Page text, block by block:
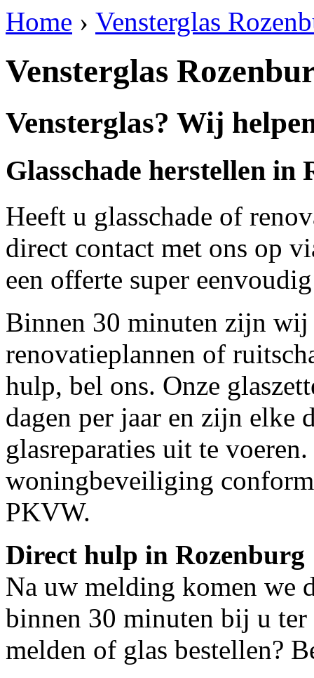
Home › Vensterglas
Vensterglas
Vensterglas? Wij
Glasschade herstellen in
Heeft u glasschade of
direct contact met ons op
een offerte super
Binnen 30 minuten zijn wij
renovatieplannen of
hulp, bel ons. Onze
dagen per jaar en zijn elke
glasreparaties uit te
woningbeveiliging
PKVW.
Direct hulp in Rozenburg
Na uw melding komen we
binnen 30 minuten bij u ter
melden of glas bestellen?